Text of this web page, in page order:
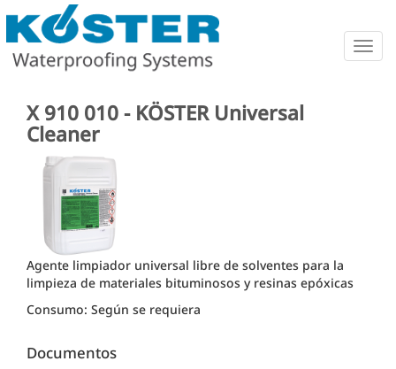
X 910 010 - KÖSTER Universal
Cleaner
Agente limpiador universal libre de solventes para la
limpieza de materiales bituminosos y resinas epóxicas
Consumo: Según se requiera
Documentos